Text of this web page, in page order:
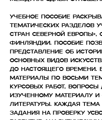
Учебное пособие
тематических разделов
стран Северной Европы»,
Финляндии. Пособие
представление об
основных видов
до настоящего времени.
материалы по восьми
курсовых работ,
изученному материалу
литературы. Каждая
задания на проверку